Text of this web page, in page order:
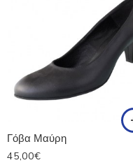
Γόβα Μαύρη
45,00€